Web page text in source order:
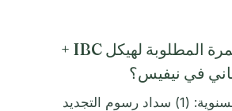
ما الصيانة المستمرة المطلوبة لهيكل IBC +
في نيفيس؟
تشمل المتطلبات السنوية: (1) سداد رسوم التجديد